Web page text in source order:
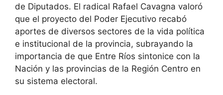
de Diputados. El radical Rafael Cavagna valoró
que el proyecto del Poder Ejecutivo recabó
aportes de diversos sectores de la vida política
e institucional de la provincia, subrayando la
importancia de que Entre Ríos sintonice con la
Nación y las provincias de la Región Centro en
su sistema electoral.